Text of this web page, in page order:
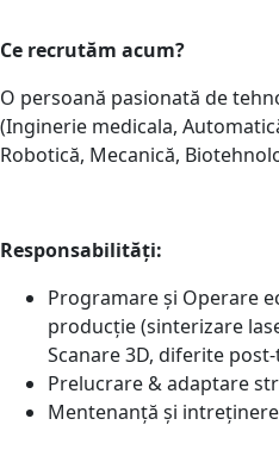
Ce recrutăm acum?
O persoană pasionată de
(Inginerie medicala,
Robotică, Mecanică,
Responsabilități:
Programare și Operare
producție (sinterizare
Scanare 3D, diferite
Prelucrare & adaptare
Mentenanță și